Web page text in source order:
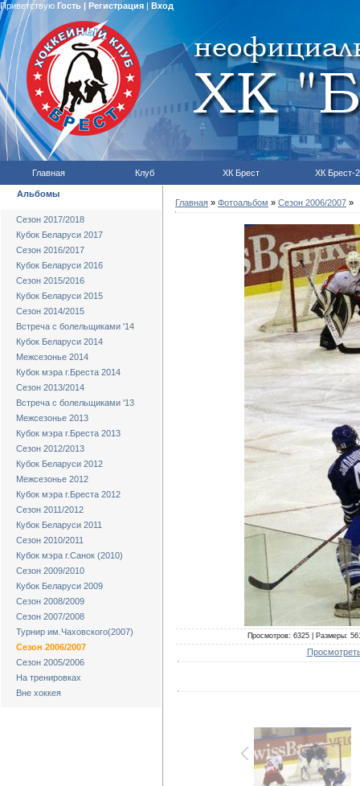
Приветствую Гость | Регистрация| Вход
Главная Клуб ХК Брест ХК Брест-2
Альбомы
Сезон 2017/2018
Кубок Беларуси 2017
Сезон 2016/2017
Кубок Беларуси 2016
Сезон 2015/2016
Кубок Беларуси 2015
Сезон 2014/2015
Встреча с болельщиками '14
Кубок Беларуси 2014
Межсезонье 2014
Кубок мэра г.Бреста 2014
Сезон 2013/2014
Встреча с болельщиками '13
Межсезонье 2013
Кубок мэра г.Бреста 2013
Сезон 2012/2013
Кубок Беларуси 2012
Межсезонье 2012
Кубок мэра г.Бреста 2012
Сезон 2011/2012
Кубок Беларуси 2011
Сезон 2010/2011
Кубок мэра г.Санок (2010)
Сезон 2009/2010
Кубок Беларуси 2009
Сезон 2008/2009
Сезон 2007/2008
Турнир им.Чаховского(2007)
Сезон 2006/2007
Сезон 2005/2006
На тренировках
Вне хоккея
Главная » Фотоальбом » Сезон 2006/2007 »
Просмотров: 6325 | Размеры: